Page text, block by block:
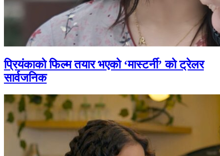
प्रियंकाको फिल्म तयार भएको ‘मास्टर्नी’ को ट्रेलर
सार्वजनिक